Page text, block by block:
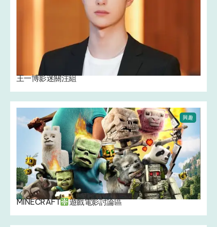
王一博影迷關注組
興趣
MINECRAFT 遊戲電影討論區